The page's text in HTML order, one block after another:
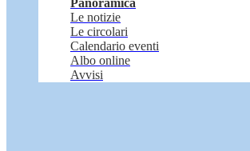
Panoramica
Le notizie
Le circolari
Calendario eventi
Albo online
Avvisi